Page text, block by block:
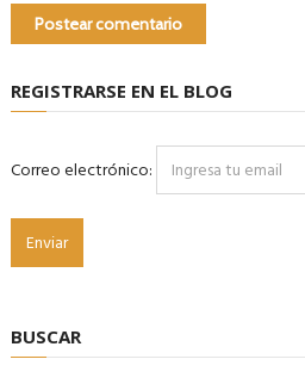
REGISTRARSE EN EL BLOG
Correo electrónico:
BUSCAR